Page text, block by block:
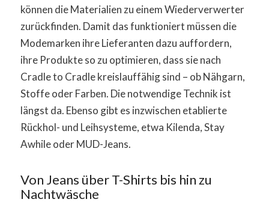
können die Materialien zu einem Wiederverwerter
zurückfinden. Damit das funktioniert müssen die
Modemarken ihre Lieferanten dazu auffordern,
ihre Produkte so zu optimieren, dass sie nach
Cradle to Cradle kreislauffähig sind – ob Nähgarn,
Stoffe oder Farben. Die notwendige Technik ist
längst da. Ebenso gibt es inzwischen etablierte
Rückhol- und Leihsysteme, etwa Kilenda, Stay
Awhile oder MUD-Jeans.
Von Jeans über T-Shirts bis hin zu
Nachtwäsche